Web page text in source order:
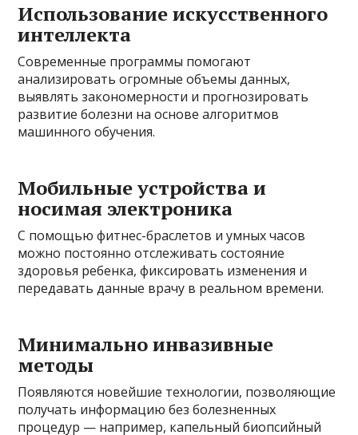
Использование искусственного
интеллекта
Современные программы помогают
анализировать огромные объемы данных,
выявлять закономерности и прогнозировать
развитие болезни на основе алгоритмов
машинного обучения.
Мобильные устройства и
носимая электроника
С помощью фитнес-браслетов и умных часов
можно постоянно отслеживать состояние
здоровья ребенка, фиксировать изменения и
передавать данные врачу в реальном времени.
Минимально инвазивные
методы
Появляются новейшие технологии, позволяющие
получать информацию без болезненных
процедур — например, капельный биопсийный